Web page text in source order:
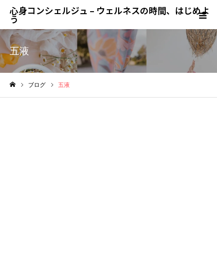
心身コンシェルジュ – ウェルネスの時間、はじめよ
う
五液
ブログ 五液